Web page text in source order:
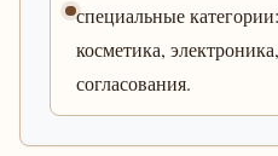
специальные
косметика,
согласования.